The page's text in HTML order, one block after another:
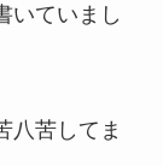
いていまし
八苦してま